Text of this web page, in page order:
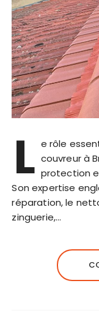
L e rôle
couvreur à
protection
Son expertise
réparation, le
zinguerie,…